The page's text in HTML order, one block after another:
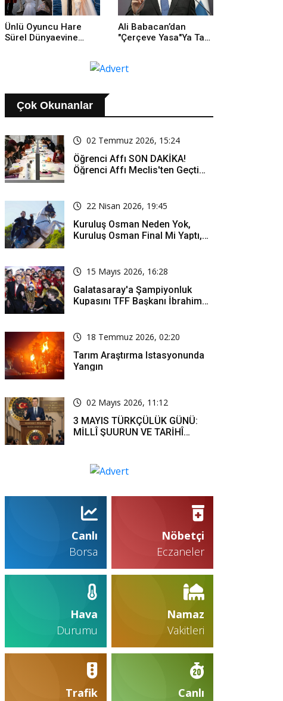
Ünlü Oyuncu Hare
Sürel Dünyaevine
Ali Babacan’dan
"Çerçeve Yasa"ya Tam
Çok Okunanlar
02 Temmuz 2026, 15:24
Öğrenci Affı SON DAKİKA!
Öğrenci Affı Meclis'ten Geçti
22 Nisan 2026, 19:45
Kuruluş Osman Neden Yok,
Kuruluş Osman Final Mi Yaptı,
Zaman Yayınlanacak?
15 Mayıs 2026, 16:28
Galatasaray'a Şampiyonluk
Kupasını TFF Başkanı İbrahim
18 Temmuz 2026, 02:20
Tarım Araştırma Istasyonunda
Yangın
02 Mayıs 2026, 11:12
3 MAYIS TÜRKÇÜLÜK GÜNÜ:
MİLLÎ ŞUURUN VE TARİHÎ
Canlı
Borsa
Nöbetçi
Eczaneler
Hava
Durumu
Namaz
Vakitleri
Trafik
Canlı